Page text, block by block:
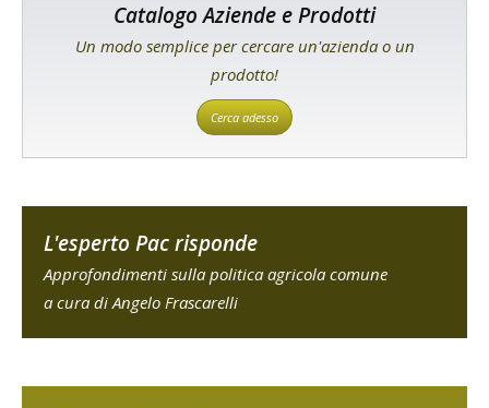
Catalogo Aziende e Prodotti
Un modo semplice per cercare un'azienda o un
prodotto!
Cerca adesso
L'esperto Pac risponde
Approfondimenti sulla politica agricola comune
a cura di Angelo Frascarelli